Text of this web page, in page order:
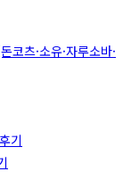
츠·소유·자루소바·